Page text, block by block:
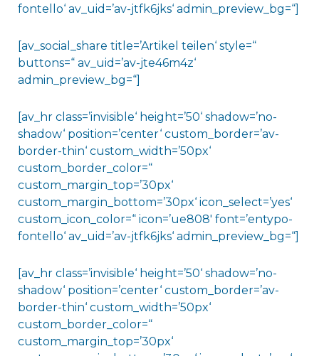
fontello‘ av_uid=’av-jtfk6jks‘ admin_preview_bg=“]
[av_social_share title=’Artikel teilen‘ style=“
buttons=“ av_uid=’av-jte46m4z‘
admin_preview_bg=“]
[av_hr class=’invisible‘ height=’50‘ shadow=’no-
shadow‘ position=’center‘ custom_border=’av-
border-thin‘ custom_width=’50px‘
custom_border_color=“
custom_margin_top=’30px‘
custom_margin_bottom=’30px‘ icon_select=’yes‘
custom_icon_color=“ icon=’ue808′ font=’entypo-
fontello‘ av_uid=’av-jtfk6jks‘ admin_preview_bg=“]
[av_hr class=’invisible‘ height=’50‘ shadow=’no-
shadow‘ position=’center‘ custom_border=’av-
border-thin‘ custom_width=’50px‘
custom_border_color=“
custom_margin_top=’30px‘